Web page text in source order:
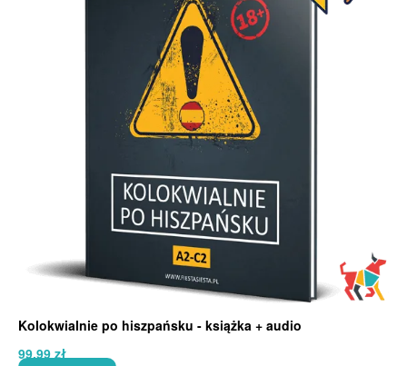
Kolokwialnie po hiszpańsku - książka + audio
99,99zł